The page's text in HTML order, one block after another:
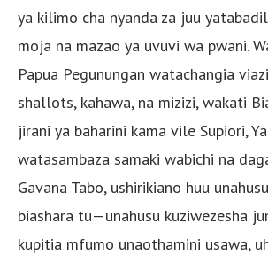
ya kilimo cha nyanda za juu
moja na mazao ya uvuvi wa pwani.
Papua Pegunungan watachangia
shallots, kahawa, na mizizi, wakati
jirani ya baharini kama vile Supiori,
watasambaza samaki wabichi na
Gavana Tabo, ushirikiano huu
biashara tu—unahusu kuziwezesha
kupitia mfumo unaothamini usawa,